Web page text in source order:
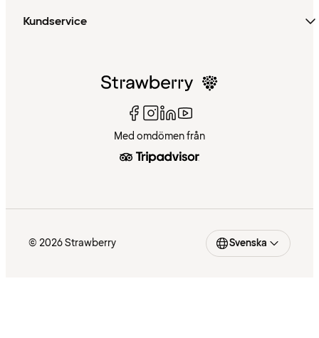
Kundservice
Med omdömen från
© 2026 Strawberry Svenska